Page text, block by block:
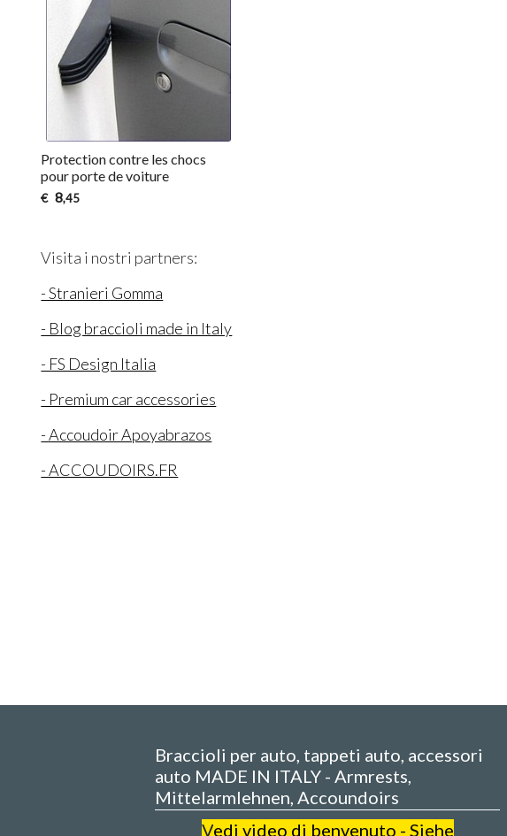
Protection contre les chocs
pour porte de voiture
€ 8,45
Visita i nostri partners:
- Stranieri Gomma
- Blog braccioli made in Italy
- FS Design Italia
- Premium car accessories
- Accoudoir Apoyabrazos
- ACCOUDOIRS.FR
Braccioli per auto, tappeti auto, accessori
auto MADE IN ITALY - Armrests,
Mittelarmlehnen, Accoundoirs
Vedi video di benvenuto - Siehe